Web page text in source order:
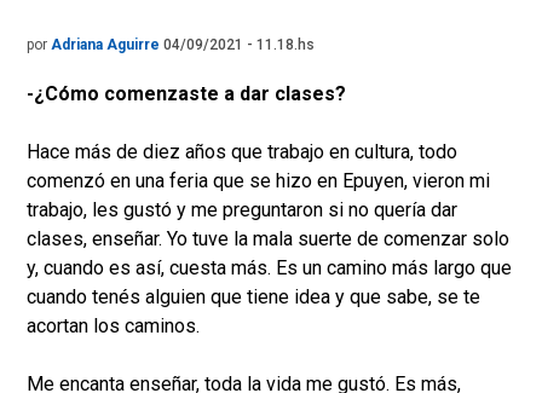
por Adriana Aguirre 04/09/2021 - 11.18.hs
-¿Cómo comenzaste a dar clases?
Hace más de diez años que trabajo en cultura, todo
comenzó en una feria que se hizo en Epuyen, vieron mi
trabajo, les gustó y me preguntaron si no quería dar
clases, enseñar. Yo tuve la mala suerte de comenzar solo
y, cuando es así, cuesta más. Es un camino más largo que
cuando tenés alguien que tiene idea y que sabe, se te
acortan los caminos.
Me encanta enseñar, toda la vida me gustó. Es más,